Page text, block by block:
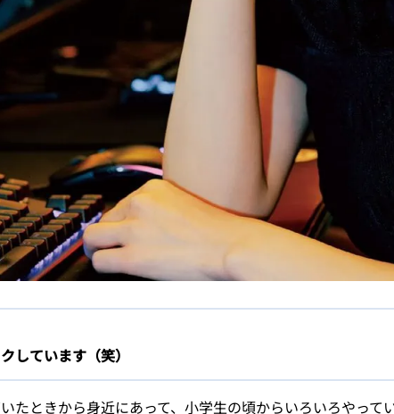
しています（笑）
いたときから身近にあって、小学生の頃からいろいろやって